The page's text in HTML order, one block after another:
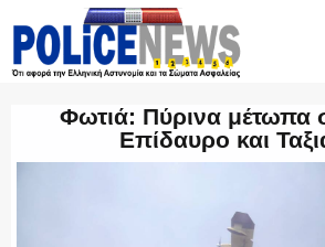
Φωτιά: Πύρινα μέτωπα
Επίδαυρο και